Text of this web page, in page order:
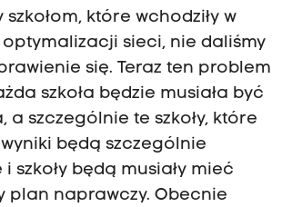
które wchodziły w
sieci, nie daliśmy
się. Teraz ten problem
szkoła będzie musiała być
a szczególnie te szkoły, które
wyniki będą szczególnie
szkoły będą musiały mieć
plan naprawczy. Obecnie